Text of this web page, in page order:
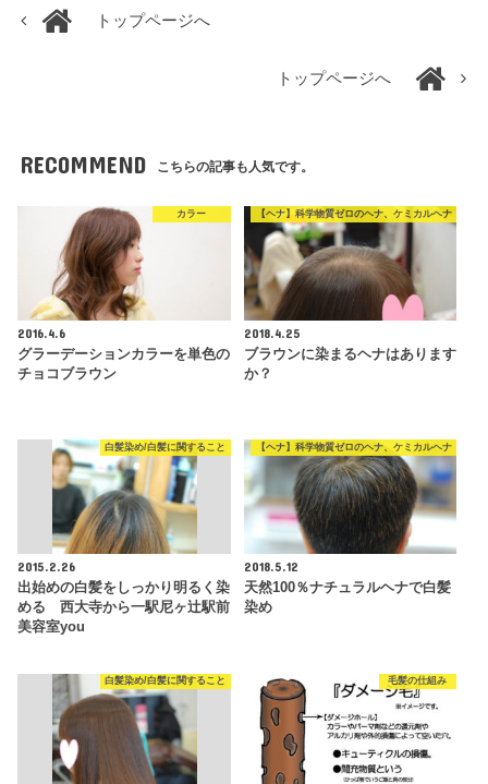
トップページへ
トップページへ
RECOMMEND こちらの記事も人気です。
カラー
2016.4.6
グラーデーションカラーを単色の
チョコブラウン
【ヘナ】科学物質ゼロのヘナ、ケミカルヘナ
2018.4.25
ブラウンに染まるヘナはあります
か？
白髪染め/白髪に関すること
2015.2.26
出始めの白髪をしっかり明るく染
める 西大寺から一駅尼ヶ辻駅前
美容室you
【ヘナ】科学物質ゼロのヘナ、ケミカルヘナ
2018.5.12
天然100％ナチュラルヘナで白髪
染め
白髪染め/白髪に関すること 毛髪の仕組み